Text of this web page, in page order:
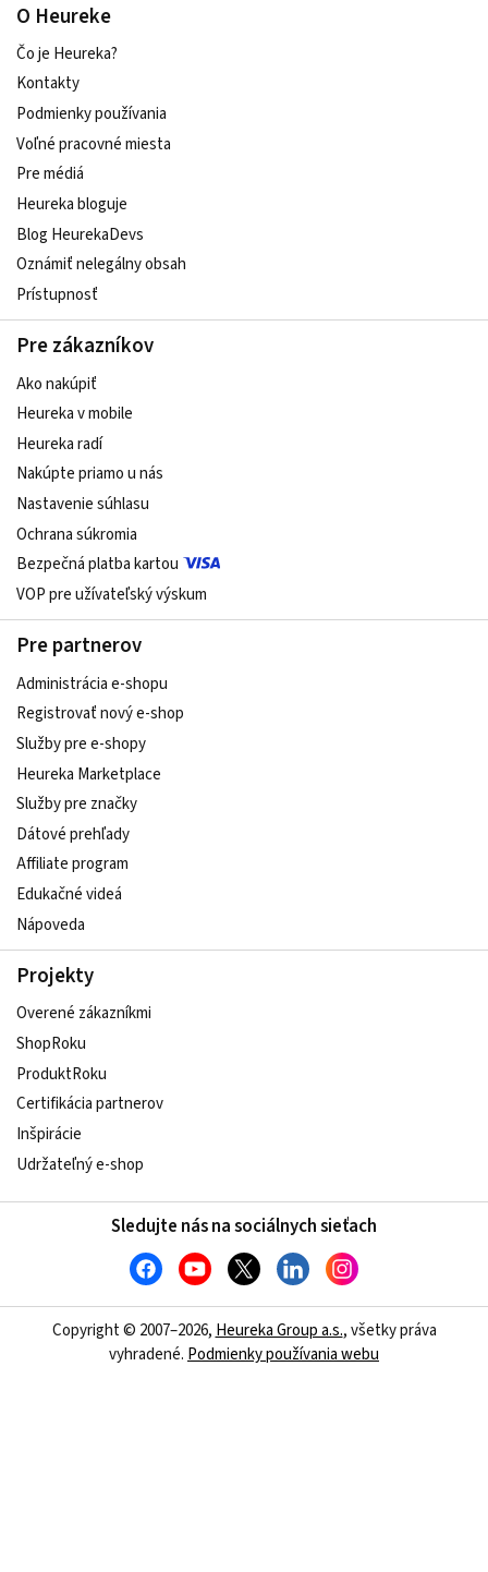
O Heureke
Čo je Heureka?
Kontakty
Podmienky používania
Voľné pracovné miesta
Pre médiá
Heureka bloguje
Blog HeurekaDevs
Oznámiť nelegálny obsah
Prístupnosť
Pre zákazníkov
Ako nakúpiť
Heureka v mobile
Heureka radí
Nakúpte priamo u nás
Nastavenie súhlasu
Ochrana súkromia
Bezpečná platba kartou
VOP pre užívateľský výskum
Pre partnerov
Administrácia e-shopu
Registrovať nový e-shop
Služby pre e‑shopy
Heureka Marketplace
Služby pre značky
Dátové prehľady
Affiliate program
Edukačné videá
Nápoveda
Projekty
Overené zákazníkmi
ShopRoku
ProduktRoku
Certifikácia partnerov
Inšpirácie
Udržateľný e-shop
Sledujte nás na sociálnych sieťach
Copyright © 2007–2026,Heureka Group a.s., všetky práva
vyhradené.Podmienky používania webu